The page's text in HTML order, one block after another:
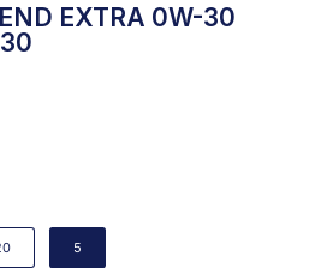
EXTRA 0W-30
5